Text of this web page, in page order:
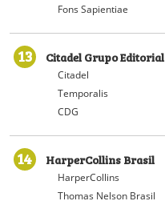
Fons Sapientiae
13 Citadel Grupo Editorial
Citadel
Temporalis
CDG
14 HarperCollins Brasil
HarperCollins
Thomas Nelson Brasil